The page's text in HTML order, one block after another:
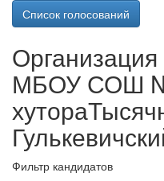
Список голосований
МБОУ СОШ
Фильтр кандидатов